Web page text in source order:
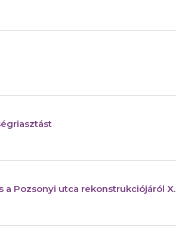
a Pozsonyi utca rekonstrukciójáról X.